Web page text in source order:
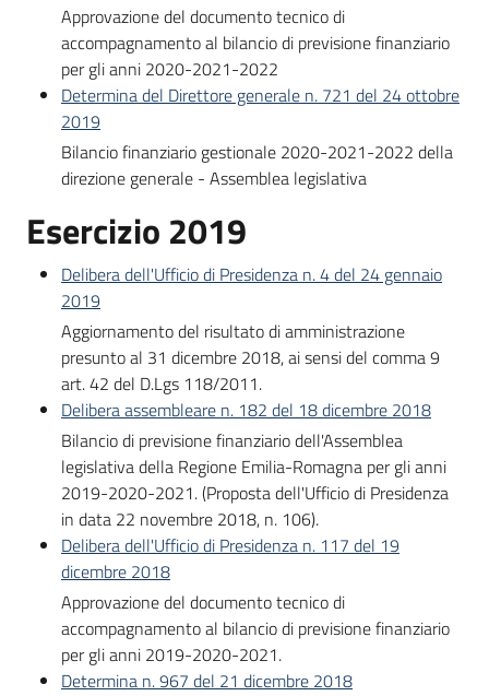
Approvazione del documento tecnico di
accompagnamento al bilancio di previsione finanziario
per gli anni 2020-2021-2022
Determina del Direttore generale n. 721 del 24 ottobre
2019
Bilancio finanziario gestionale 2020-2021-2022 della
direzione generale - Assemblea legislativa
Esercizio 2019
Delibera dell'Ufficio di Presidenza n. 4 del 24 gennaio
2019
Aggiornamento del risultato di amministrazione
presunto al 31 dicembre 2018, ai sensi del comma 9
art. 42 del D.Lgs 118/2011.
Delibera assembleare n. 182 del 18 dicembre 2018
Bilancio di previsione finanziario dell'Assemblea
legislativa della Regione Emilia-Romagna per gli anni
2019-2020-2021. (Proposta dell'Ufficio di Presidenza
in data 22 novembre 2018, n. 106).
Delibera dell'Ufficio di Presidenza n. 117 del 19
dicembre 2018
Approvazione del documento tecnico di
accompagnamento al bilancio di previsione finanziario
per gli anni 2019-2020-2021.
Determina n. 967 del 21 dicembre 2018